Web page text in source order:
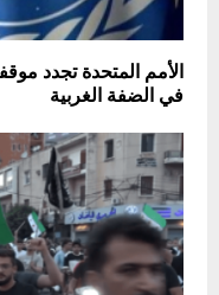
الأمم المتحدة تجدد
في الضفة الغربية